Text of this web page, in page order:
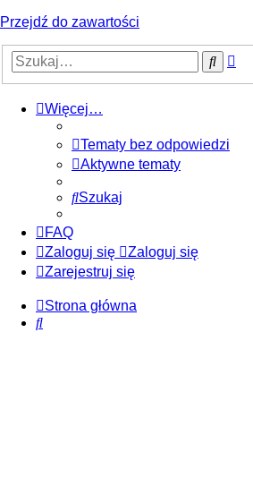
Przejdź do zawartości
Szukaj
Więcej…
Tematy bez odpowiedzi
Aktywne tematy
Szukaj
FAQ
Zaloguj się
Zaloguj się
Zarejestruj się
Strona główna
Szukaj